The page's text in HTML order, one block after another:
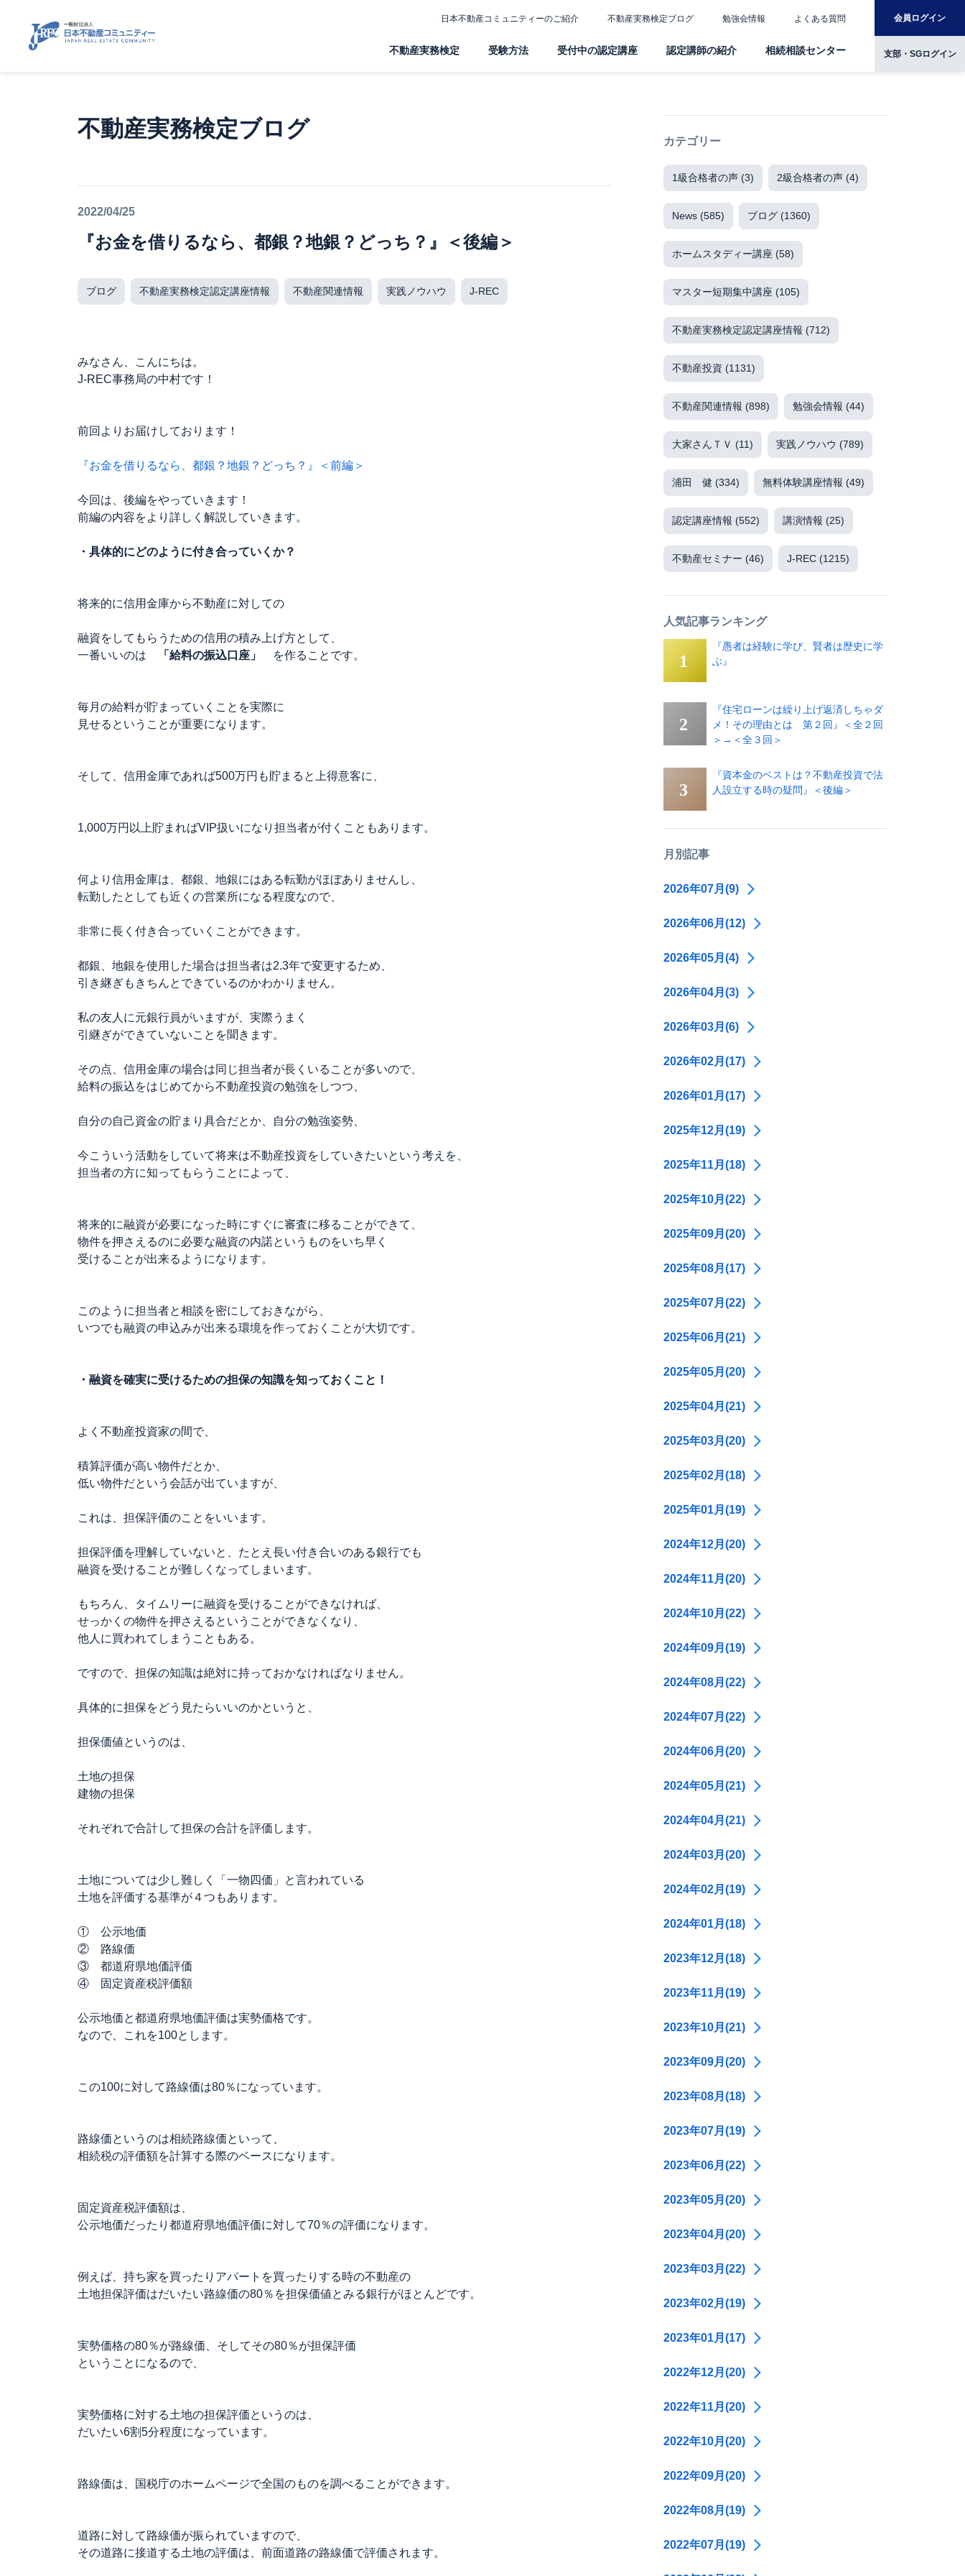
日本不動産コミュニティーのご紹介 不動産実務検定ブログ 勉強会情報 よくある質問 会員ログイン
不動産実務検定 受験方法 受付中の認定講座 認定講師の紹介 相続相談センター 支部・SGログイン
不動産実務検定ブログ
2022/04/25
『お金を借りるなら、都銀？地銀？どっち？』＜後編＞
ブログ 不動産実務検定認定講座情報 不動産関連情報 実践ノウハウ J-REC
みなさん、こんにちは。
J-REC事務局の中村です！
前回よりお届けしております！
『お金を借りるなら、都銀？地銀？どっち？』＜前編＞
今回は、後編をやっていきます！
前編の内容をより詳しく解説していきます。
・具体的にどのように付き合っていくか？
将来的に信用金庫から不動産に対しての
融資をしてもらうための信用の積み上げ方として、
一番いいのは
「給料の振込口座」 を作ることです。
毎月の給料が貯まっていくことを実際に
見せるということが重要になります。
そして、信用金庫であれば500万円も貯まると上得意客に、
1,000万円以上貯まればVIP扱いになり担当者が付くこともあります。
何より信用金庫は、都銀、地銀にはある転勤がほぼありませんし、
転勤したとしても近くの営業所になる程度なので、
非常に長く付き合っていくことができます。
都銀、地銀を使用した場合は担当者は2.3年で変更するため、
引き継ぎもきちんとできているのかわかりません。
私の友人に元銀行員がいますが、実際うまく
引継ぎができていないことを聞きます。
その点、信用金庫の場合は同じ担当者が長くいることが多いので、
給料の振込をはじめてから不動産投資の勉強をしつつ、
自分の自己資金の貯まり具合だとか、自分の勉強姿勢、
今こういう活動をしていて将来は不動産投資をしていきたいという考えを、
担当者の方に知ってもらうことによって、
将来的に融資が必要になった時にすぐに審査に移ることができて、
物件を押さえるのに必要な融資の内諾というものをいち早く
受けることが出来るようになります。
このように担当者と相談を密にしておきながら、
いつでも融資の申込みが出来る環境を作っておくことが大切です。
・融資を確実に受けるための担保の知識を知っておくこと！
よく不動産投資家の間で、
積算評価が高い物件だとか、
低い物件だという会話が出ていますが、
これは、担保評価のことをいいます。
担保評価を理解していないと、たとえ長い付き合いのある銀行でも
融資を受けることが難しくなってしまいます。
もちろん、タイムリーに融資を受けることができなければ、
せっかくの物件を押さえるということができなくなり、
他人に買われてしまうこともある。
ですので、担保の知識は絶対に持っておかなければなりません。
具体的に担保をどう見たらいいのかというと、
担保価値というのは、
土地の担保
建物の担保
それぞれで合計して担保の合計を評価します。
土地については少し難しく「一物四価」と言われている
土地を評価する基準が４つもあります。
① 公示地価
② 路線価
③ 都道府県地価評価
④ 固定資産税評価額
公示地価と都道府県地価評価は実勢価格です。
なので、これを100とします。
この100に対して路線価は80％になっています。
路線価というのは相続路線価といって、
相続税の評価額を計算する際のベースになります。
固定資産税評価額は、
公示地価だったり都道府県地価評価に対して70％の評価になります。
例えば、持ち家を買ったりアパートを買ったりする時の不動産の
土地担保評価はだいたい路線価の80％を担保価値とみる銀行がほとんどです。
実勢価格の80％が路線価、そしてその80％が担保評価
ということになるので、
実勢価格に対する土地の担保評価というのは、
だいたい6割5分程度になっています。
路線価は、国税庁のホームページで全国のものを調べることができます。
道路に対して路線価が振られていますので、
その道路に接道する土地の評価は、前面道路の路線価で評価されます。
カテゴリー
1級合格者の声 (3) 2級合格者の声 (4)
News (585) ブログ (1360)
ホームスタディー講座 (58)
マスター短期集中講座 (105)
不動産実務検定認定講座情報 (712)
不動産投資 (1131)
不動産関連情報 (898) 勉強会情報 (44)
大家さんＴＶ (11) 実践ノウハウ (789)
浦田 健 (334) 無料体験講座情報 (49)
認定講座情報 (552) 講演情報 (25)
不動産セミナー (46) J-REC (1215)
人気記事ランキング
『愚者は経験に学び、賢者は歴史に学
ぶ』
『住宅ローンは繰り上げ返済しちゃダ
メ！その理由とは 第２回』＜全２回
＞→＜全３回＞
『資本金のベストは？不動産投資で法
人設立する時の疑問』＜後編＞
月別記事
2026年07月(9)
2026年06月(12)
2026年05月(4)
2026年04月(3)
2026年03月(6)
2026年02月(17)
2026年01月(17)
2025年12月(19)
2025年11月(18)
2025年10月(22)
2025年09月(20)
2025年08月(17)
2025年07月(22)
2025年06月(21)
2025年05月(20)
2025年04月(21)
2025年03月(20)
2025年02月(18)
2025年01月(19)
2024年12月(20)
2024年11月(20)
2024年10月(22)
2024年09月(19)
2024年08月(22)
2024年07月(22)
2024年06月(20)
2024年05月(21)
2024年04月(21)
2024年03月(20)
2024年02月(19)
2024年01月(18)
2023年12月(18)
2023年11月(19)
2023年10月(21)
2023年09月(20)
2023年08月(18)
2023年07月(19)
2023年06月(22)
2023年05月(20)
2023年04月(20)
2023年03月(22)
2023年02月(19)
2023年01月(17)
2022年12月(20)
2022年11月(20)
2022年10月(20)
2022年09月(20)
2022年08月(19)
2022年07月(19)